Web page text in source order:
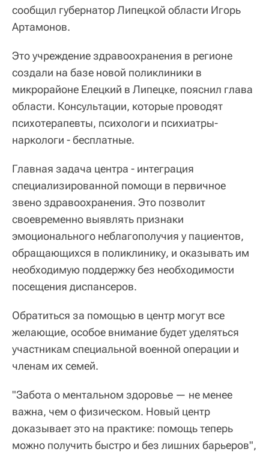
сообщил губернатор Липецкой области Игорь
Артамонов.
Это учреждение здравоохранения в регионе
создали на базе новой поликлиники в
микрорайоне Елецкий в Липецке, пояснил глава
области. Консультации, которые проводят
психотерапевты, психологи и психиатры-
наркологи - бесплатные.
Главная задача центра - интеграция
специализированной помощи в первичное
звено здравоохранения. Это позволит
своевременно выявлять признаки
эмоционального неблагополучия у пациентов,
обращающихся в поликлинику, и оказывать им
необходимую поддержку без необходимости
посещения диспансеров.
Обратиться за помощью в центр могут все
желающие, особое внимание будет уделяться
участникам специальной военной операции и
членам их семей.
"Забота о ментальном здоровье — не менее
важна, чем о физическом. Новый центр
доказывает это на практике: помощь теперь
можно получить быстро и без лишних барьеров",